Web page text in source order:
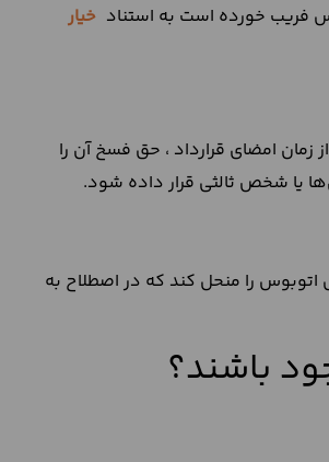
فریب خورده است به استناد خیار
زمان امضای قرارداد ، حق فسخ آن را
یا شخص ثالثی قرار داده شود.
اتوبوس را منحل کند که در اصطلاح به
باشند؟